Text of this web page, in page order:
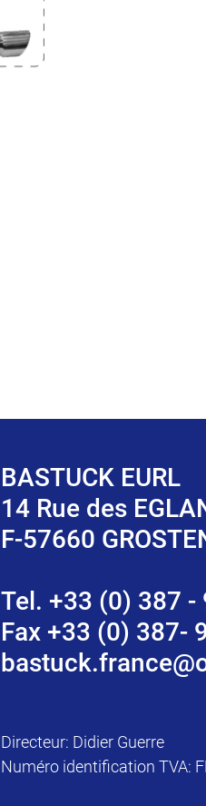
BASTUCK EURL
14 Rue des
F-57660
Tel. +33 (0) 387 -
Fax +33 (0) 387-
Directeur: Didier Guerre
Numéro identification TVA: